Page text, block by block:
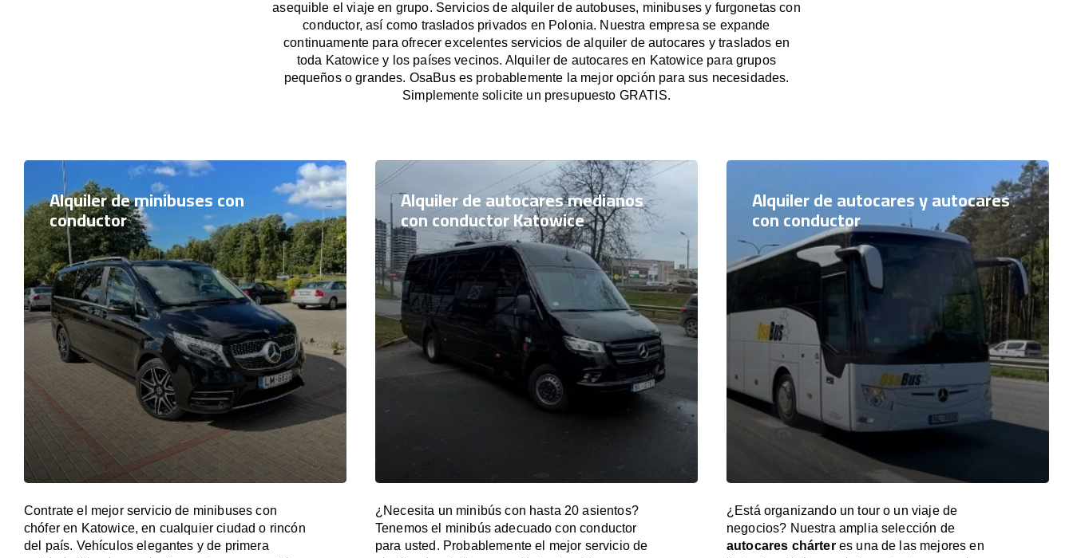
asequible el viaje en grupo. Servicios de alquiler de autobuses, minibuses y furgonetas con
conductor, así como traslados privados en Polonia. Nuestra empresa se expande
continuamente para ofrecer excelentes servicios de alquiler de autocares y traslados en
toda Katowice y los países vecinos. Alquiler de autocares en Katowice para grupos
pequeños o grandes. OsaBus es probablemente la mejor opción para sus necesidades.
Simplemente solicite un presupuesto GRATIS.
Alquiler de minibuses con
conductor
Contrate el mejor servicio de minibuses con
chófer en Katowice, en cualquier ciudad o rincón
del país. Vehículos elegantes y de primera
Alquiler de autocares medianos
con conductor Katowice
¿Necesita un minibús con hasta 20 asientos?
Tenemos el minibús adecuado con conductor
para usted. Probablemente el mejor servicio de
Alquiler de autocares y autocares
con conductor
¿Está organizando un tour o un viaje de
negocios? Nuestra amplia selección de
autocares chárteres una de las mejores en